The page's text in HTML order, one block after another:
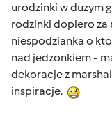
urodzinki w duzym
rodzinki dopiero za
niespodzianka o
nad jedzonkiem -
dekoracje z
inspiracje.